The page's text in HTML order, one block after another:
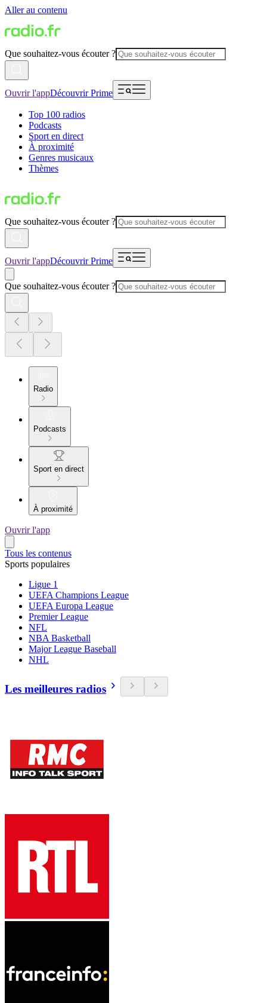
Aller au contenu
Que souhaitez-vous écouter ?
Ouvrir l'appDécouvrir Prime
Top 100 radios
Podcasts
Sport en direct
À proximité
Genres musicaux
Thèmes
Que souhaitez-vous écouter ?
Ouvrir l'appDécouvrir Prime
Que souhaitez-vous écouter ?
Radio
Podcasts
Sport en direct
À proximité
Ouvrir l'app
Tous les contenus
Sports populaires
Ligue 1
UEFA Champions League
UEFA Europa League
Premier League
NFL
NBA Basketball
Major League Baseball
NHL
Les meilleures radios